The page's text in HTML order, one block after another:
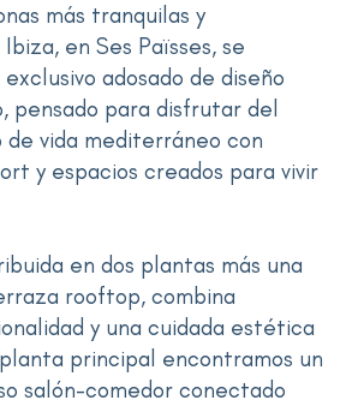
más tranquilas y
en Ses Païsses, se
adosado de diseño
pensado para disfrutar del
vida mediterráneo con
y espacios creados para vivir
en dos plantas más una
rooftop, combina
y una cuidada estética
principal encontramos un
salón-comedor conectado